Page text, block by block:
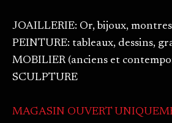
JOAILLERIE: Or, bijoux, montres
PEINTURE: tableaux, dessins,
MOBILIER (anciens et
SCULPTURE
MAGASIN OUVERT